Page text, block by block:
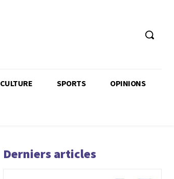
CULTURE SPORTS OPINIONS
Derniers articles